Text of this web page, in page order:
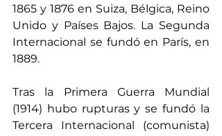
1865 y 1876 en Suiza, Bélgica, Reino
Unido y Países Bajos. La Segunda
Internacional se fundó en París, en
1889.
Tras la Primera Guerra Mundial
(1914) hubo rupturas y se fundó la
Tercera Internacional (comunista)